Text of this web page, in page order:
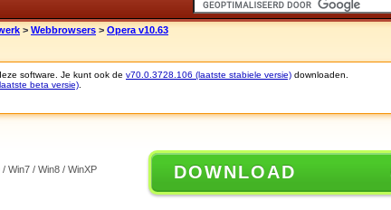
> Webbrowsers > Opera v10.63
software. Je kunt ook de v70.0.3728.106 (laatste stabiele versie) downloaden.
beta versie)
Win7 / Win8 / WinXP
DOWNLOAD